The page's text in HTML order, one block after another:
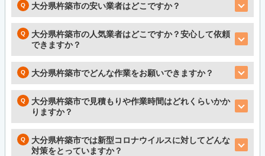
大分県杵築市の安い業者はどこですか？
大分県杵築市の人気業者はどこですか？安心して依頼
できますか？
大分県杵築市でどんな作業をお願いできますか？
大分県杵築市で見積もりや作業時間はどれくらいかか
りますか？
大分県杵築市では新型コロナウイルスに対してどんな
対策をとっていますか？